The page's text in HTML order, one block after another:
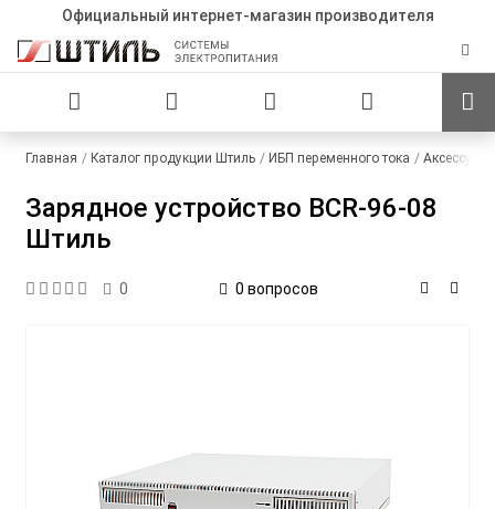
Официальный интернет-магазин производителя
Главная Каталог продукции Штиль ИБП переменного тока
Зарядное устройство BCR-96-08
Штиль
0 0 вопросов